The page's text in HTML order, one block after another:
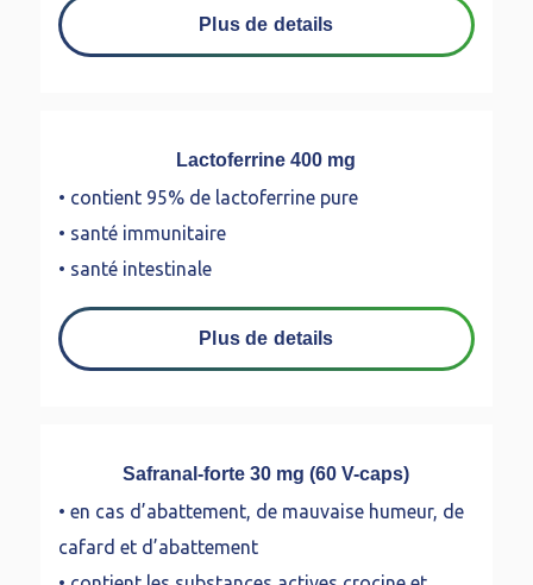
Plus de details
Lactoferrine 400 mg
• contient 95% de lactoferrine pure
• santé immunitaire
• santé intestinale
Plus de details
Safranal-forte 30 mg (60 V-caps)
• en cas d’abattement, de mauvaise humeur, de
cafard et d’abattement